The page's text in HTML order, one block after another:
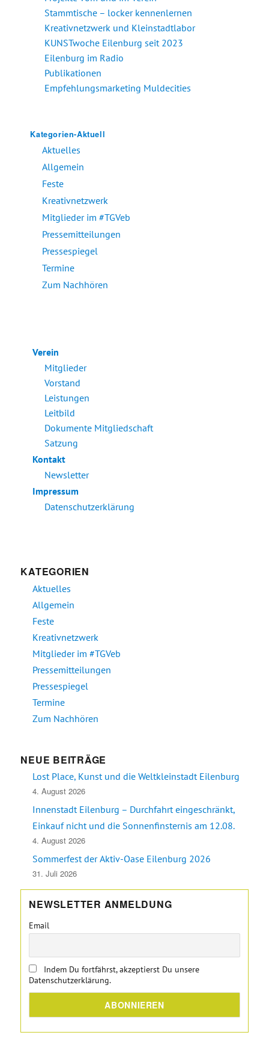
Stammtische – locker kennenlernen
Kreativnetzwerk und Kleinstadtlabor
KUNSTwoche Eilenburg seit 2023
Eilenburg im Radio
Publikationen
Empfehlungsmarketing Muldecities
Kategorien-Aktuell
Aktuelles
Allgemein
Feste
Kreativnetzwerk
Mitglieder im #TGVeb
Pressemitteilungen
Pressespiegel
Termine
Zum Nachhören
Verein
Mitglieder
Vorstand
Leistungen
Leitbild
Dokumente Mitgliedschaft
Satzung
Kontakt
Newsletter
Impressum
Datenschutzerklärung
KATEGORIEN
Aktuelles
Allgemein
Feste
Kreativnetzwerk
Mitglieder im #TGVeb
Pressemitteilungen
Pressespiegel
Termine
Zum Nachhören
NEUE BEITRÄGE
Lost Place, Kunst und die Weltkleinstadt Eilenburg
4. August 2026
Innenstadt Eilenburg – Durchfahrt eingeschränkt,
Einkauf nicht und die Sonnenfinsternis am 12.08.
4. August 2026
Sommerfest der Aktiv-Oase Eilenburg 2026
31. Juli 2026
NEWSLETTER ANMELDUNG
Email
Indem Du fortfährst, akzeptierst Du unsere
Datenschutzerklärung.